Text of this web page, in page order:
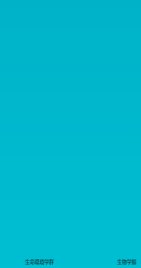
生命環境学群 生物学類